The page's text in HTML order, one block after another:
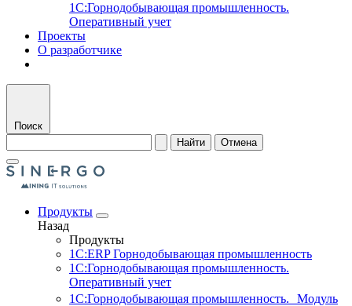
1С:Горнодобывающая промышленность.
Оперативный учет
Проекты
О разработчике
Поиск
Найти
Отмена
Продукты
Назад
Продукты
1С:ERP Горнодобывающая промышленность
1С:Горнодобывающая промышленность.
Оперативный учет
1С:Горнодобывающая промышленность. Модуль